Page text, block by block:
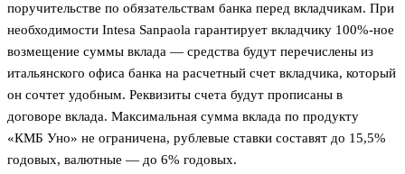
поручительстве по обязательствам банка перед вкладчикам. При
необходимости Intesa Sanpaola гарантирует вкладчику 100%-ное
возмещение суммы вклада — средства будут перечислены из
итальянского офиса банка на расчетный счет вкладчика, который
он сочтет удобным. Реквизиты счета будут прописаны в
договоре вклада. Максимальная сумма вклада по продукту
«КМБ Уно» не ограничена, рублевые ставки составят до 15,5%
годовых, валютные — до 6% годовых.